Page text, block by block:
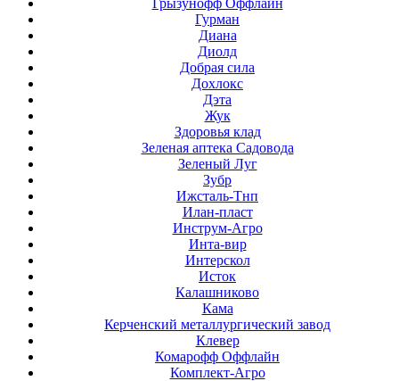
Грызунофф Оффлайн
Гурман
Диана
Диолд
Добрая сила
Дохлокс
Дэта
Жук
Здоровья клад
Зеленая аптека Садовода
Зеленый Луг
Зубр
Ижсталь-Тнп
Илан-пласт
Инструм-Агро
Инта-вир
Интерскол
Исток
Калашниково
Кама
Керченский металлургический завод
Клевер
Комарофф Оффлайн
Комплект-Агро